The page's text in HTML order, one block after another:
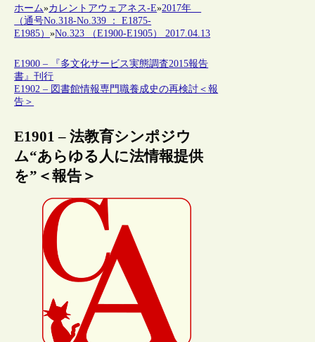
ホーム»カレントアウェアネス-E»2017年
（通号No.318-No.339 ： E1875-
E1985）»No.323 （E1900-E1905） 2017.04.13
E1900 – 『多文化サービス実態調査2015報告
書』刊行
E1902 – 図書館情報専門職養成史の再検討＜報
告＞
E1901 – 法教育シンポジウ
ム“あらゆる人に法情報提供
を”＜報告＞